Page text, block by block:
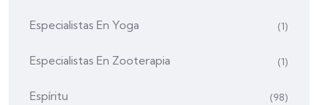
Especialistas En Yoga (1)
Especialistas En Zooterapia (1)
Espíritu (98)